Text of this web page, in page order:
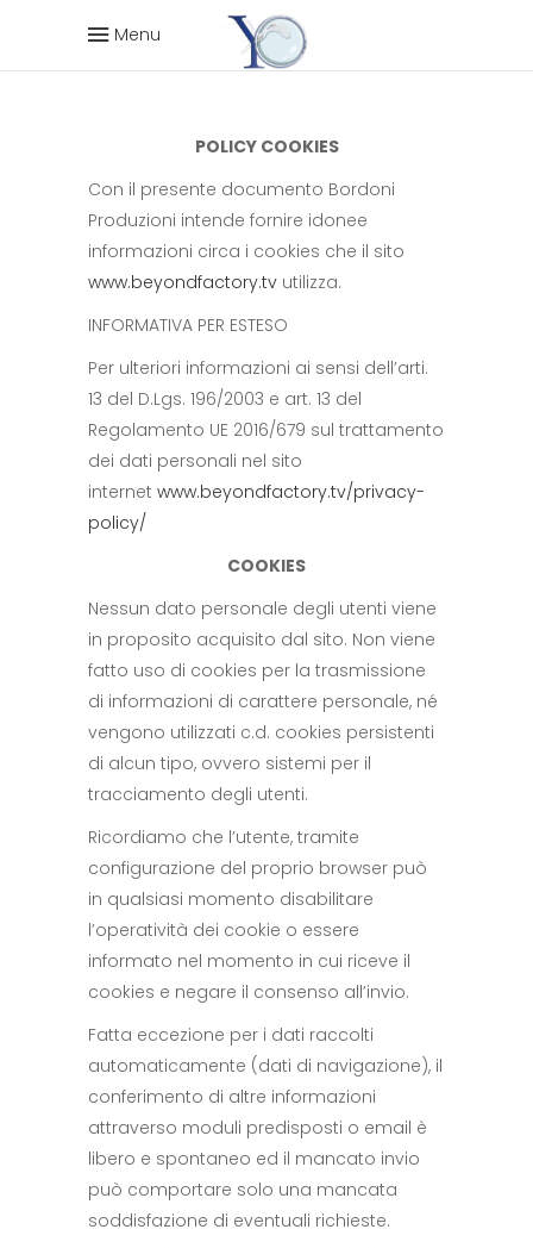
Menu
POLICY COOKIES
Con il presente documento Bordoni
Produzioni intende fornire idonee
informazioni circa i cookies che il sito
www.beyondfactory.tv utilizza.
INFORMATIVA PER ESTESO
Per ulteriori informazioni ai sensi dell’arti.
13 del D.Lgs. 196/2003 e art. 13 del
Regolamento UE 2016/679 sul trattamento
dei dati personali nel sito
internet www.beyondfactory.tv/privacy-
policy/
COOKIES
Nessun dato personale degli utenti viene
in proposito acquisito dal sito. Non viene
fatto uso di cookies per la trasmissione
di informazioni di carattere personale, né
vengono utilizzati c.d. cookies persistenti
di alcun tipo, ovvero sistemi per il
tracciamento degli utenti.
Ricordiamo che l’utente, tramite
configurazione del proprio browser può
in qualsiasi momento disabilitare
l’operatività dei cookie o essere
informato nel momento in cui riceve il
cookies e negare il consenso all’invio.
Fatta eccezione per i dati raccolti
automaticamente (dati di navigazione), il
conferimento di altre informazioni
attraverso moduli predisposti o email è
libero e spontaneo ed il mancato invio
può comportare solo una mancata
soddisfazione di eventuali richieste.